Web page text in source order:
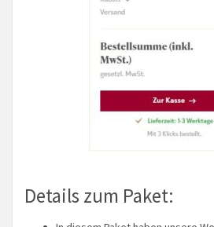
Details zum Paket: